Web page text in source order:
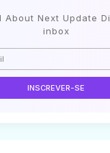
About Next Update
inbox